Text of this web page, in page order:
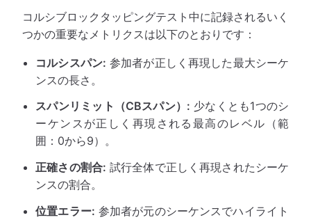
コルシブロックタッピングテスト中に記録されるいく
つかの重要なメトリクスは以下のとおりです：
コルシスパン: 参加者が正しく再現した最大シーケ
ンスの長さ。
スパンリミット（CBスパン）: 少なくとも1つのシ
ーケンスが正しく再現される最高のレベル（範
囲：0から9）。
正確さの割合: 試行全体で正しく再現されたシーケ
ンスの割合。
位置エラー: 参加者が元のシーケンスでハイライト